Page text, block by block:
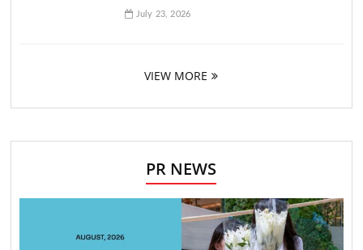
July 23, 2026
VIEW MORE
PR NEWS